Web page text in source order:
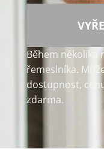
Během několika
řemeslníka.
dostupnost,
zdarma.